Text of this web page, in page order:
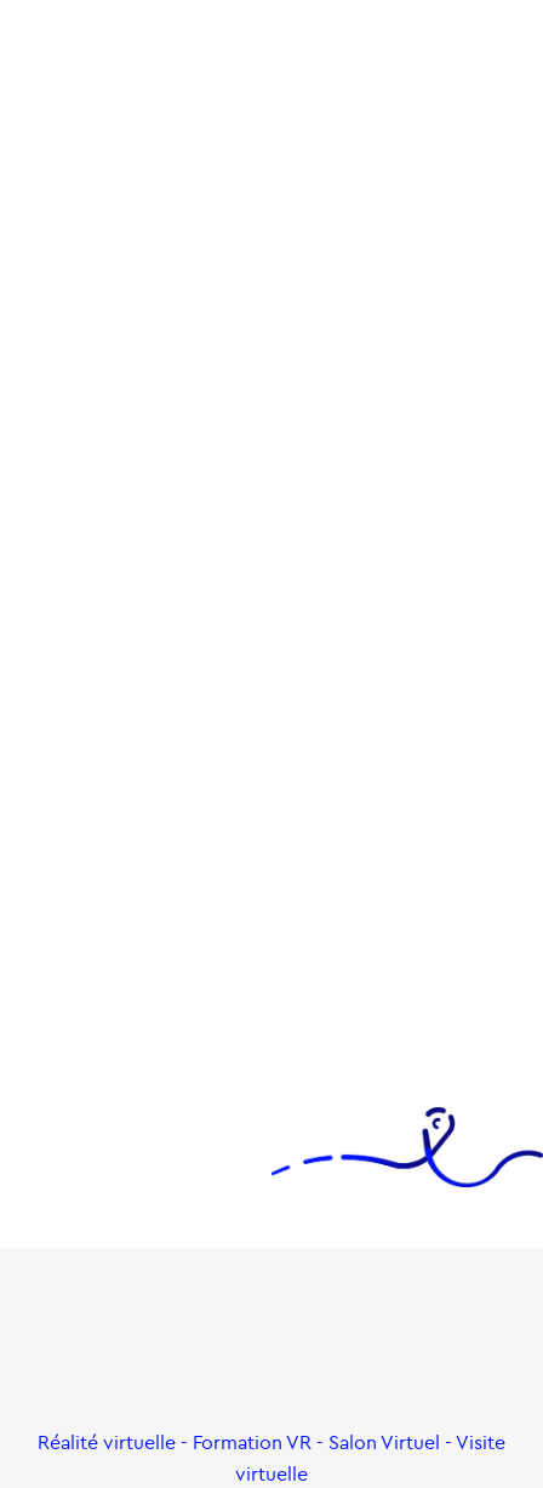
Réalité virtuelle - Formation VR - Salon Virtuel - Visite
virtuelle